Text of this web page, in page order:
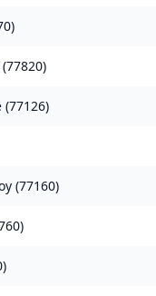
)
(77820)
(77126)
(77160)
)
)